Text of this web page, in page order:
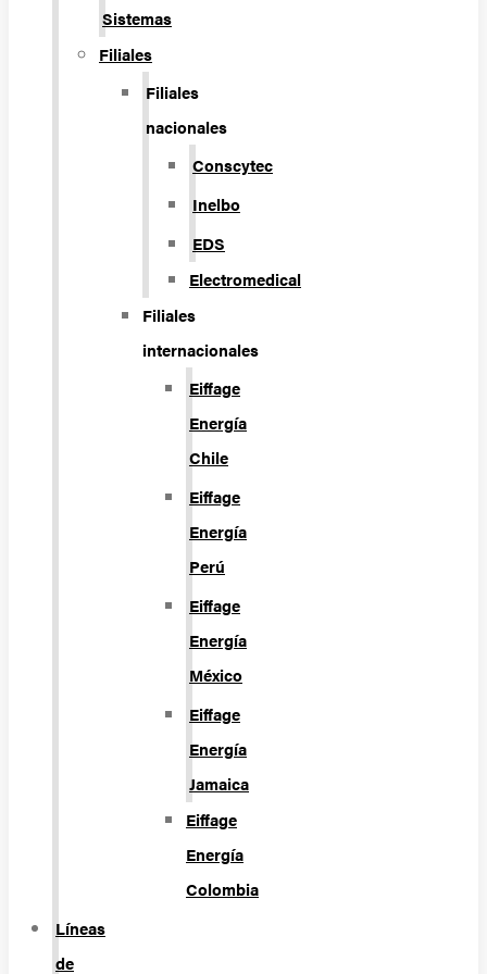
Sistemas
Filiales
Filiales
nacionales
Conscytec
Inelbo
EDS
Electromedical
Filiales
internacionales
Eiffage
Energía
Chile
Eiffage
Energía
Perú
Eiffage
Energía
México
Eiffage
Energía
Jamaica
Eiffage
Energía
Colombia
Líneas
de